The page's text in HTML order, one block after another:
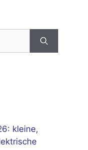
kleine,